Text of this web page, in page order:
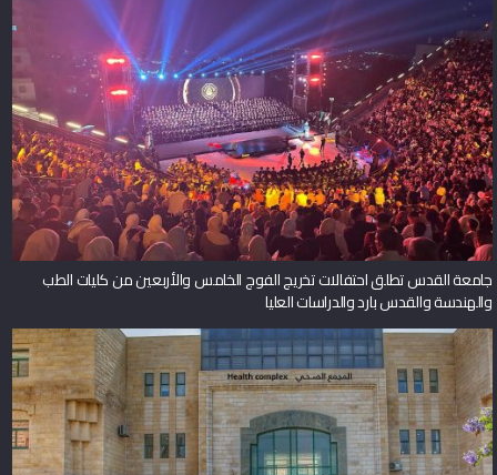
جامعة القدس تطلق احتفالات تخريج الفوج الخامس والأربعين من كليات الطب
والهندسة والقدس بارد والدراسات العليا